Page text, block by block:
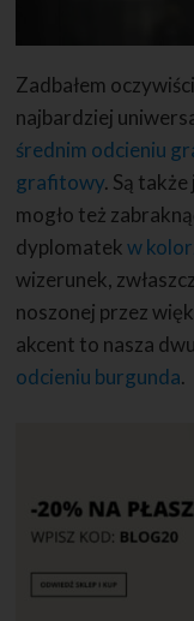
Zadbałem
najbardziej
średnim odcieniu
grafitowy. Są także
mogło też
dyplomatekw
wizerunek,
noszonej przez
akcent to nasza
odcieniu burgunda.